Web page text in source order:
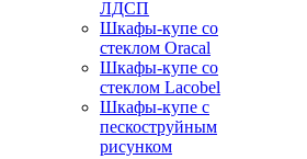
ЛДСП
Шкафы-купе со
стеклом Oracal
Шкафы-купе со
стеклом Lacobel
Шкафы-купе с
пескоструйным
рисунком